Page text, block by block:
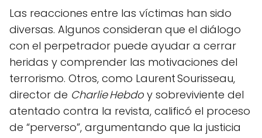
Las reacciones entre las víctimas han sido
diversas. Algunos consideran que el diálogo
con el perpetrador puede ayudar a cerrar
heridas y comprender las motivaciones del
terrorismo. Otros, como Laurent Sourisseau,
director de Charlie Hebdo y sobreviviente del
atentado contra la revista, calificó el proceso
de “perverso”, argumentando que la justicia